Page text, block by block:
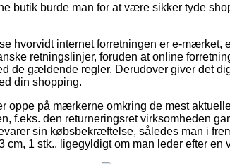
butik burde man for at være sikker tyde
hvorvidt internet forretningen er e-mærket,
retningslinjer, foruden at online
de gældende regler. Derudover giver det
din shopping.
oppe på mærkerne omkring de mest
f.eks. den returneringsret virksomheden
sin købsbekræftelse, således man i
cm, 1 stk., ligegyldigt om man leder efter en